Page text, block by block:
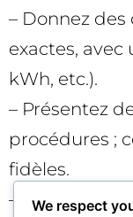
– Donnez
exactes, avec
kWh, etc.).
– Présentez
procédures ;
fidèles.
– Ajoutez un
We respect